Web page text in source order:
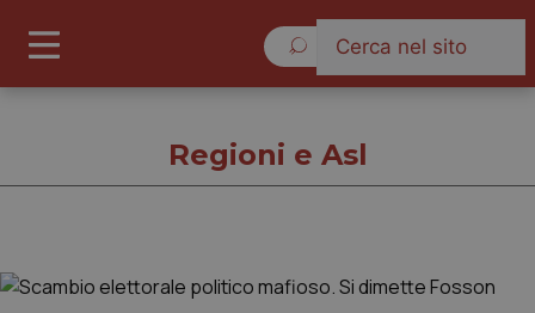
Regioni e Asl